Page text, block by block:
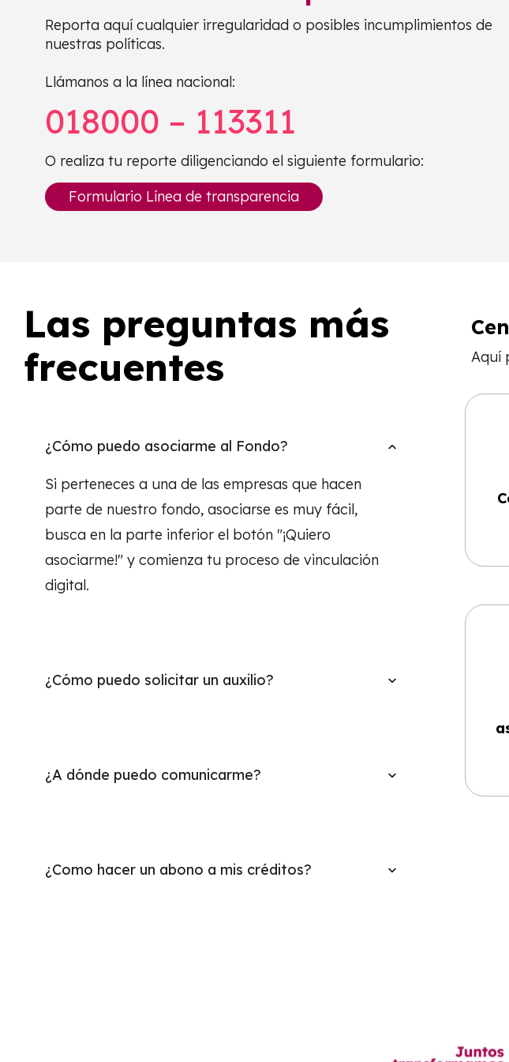
Reporta aquí cualquier irregularidad o posibles incumplimientos de
nuestras políticas.
Llámanos a la línea nacional:
018000 – 113311
O realiza tu reporte diligenciando el siguiente formulario:
Formulario Línea de transparencia
Las preguntas más
frecuentes
¿Cómo puedo asociarme al Fondo?
Si perteneces a una de las empresas que hacen
parte de nuestro fondo, asociarse es muy fácil,
busca en la parte inferior el botón "¡Quiero
asociarme!" y comienza tu proceso de vinculación
digital.
¿Cómo puedo solicitar un auxilio?
¿A dónde puedo comunicarme?
¿Como hacer un abono a mis créditos?
Aquí